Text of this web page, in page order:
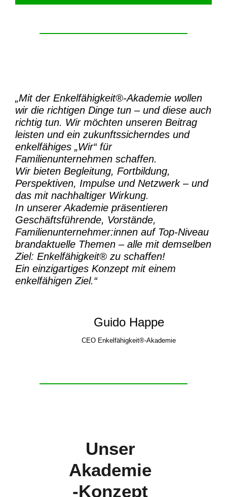
„Mit der Enkelfähigkeit®-Akademiewollen
wir die richtigen Dinge tun – und diese auch
richtig tun. Wir möchten unseren Beitrag
leisten und ein zukunftssicherndes und
enkelfähiges „Wir“ für
Familienunternehmen schaffen.
Wir bieten Begleitung, Fortbildung,
Perspektiven, Impulse und Netzwerk – und
das mit nachhaltiger Wirkung.
In unserer Akademie präsentieren
Geschäftsführende, Vorstände,
Familienunternehmer:innen auf Top-Niveau
brandaktuelle Themen – alle mit demselben
Ziel: Enkelfähigkeit® zu schaffen!
Ein einzigartiges Konzept mit einem
enkelfähigen Ziel.“
Guido Happe
CEO Enkelfähigkeit®-Akademie
Unser
Akademie
-Konzept